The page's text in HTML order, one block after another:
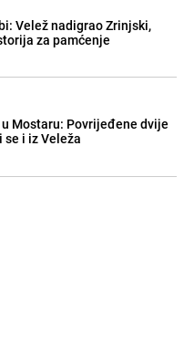
Velež nadigrao Zrinjski,
za pamćenje
Mostaru: Povrijeđene dvije
i iz Veleža